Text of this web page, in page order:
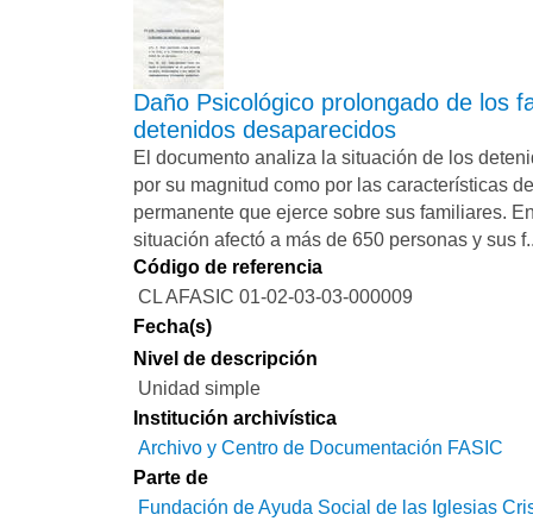
Daño Psicológico prolongado de los
detenidos desaparecidos
El documento analiza la situación de los
por su magnitud como por las características
permanente que ejerce sobre sus familiares.
situación afectó a más de 650 personas y sus
Código de referencia
CL AFASIC 01-02-03-03-000009
Fecha(s)
Nivel de descripción
Unidad simple
Institución archivística
Archivo y Centro de Documentación FASIC
Parte de
Fundación de Ayuda Social de las Iglesias